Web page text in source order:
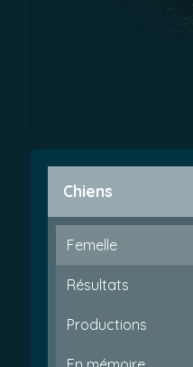
Chiens
Femelle
Résultats
Productions